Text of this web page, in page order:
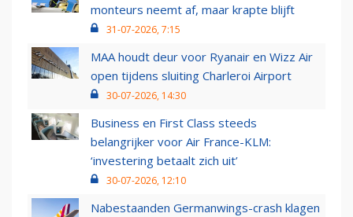
monteurs neemt af, maar krapte blijft
31-07-2026, 7:15
MAA houdt deur voor Ryanair en Wizz Air
open tijdens sluiting Charleroi Airport
30-07-2026, 14:30
Business en First Class steeds
belangrijker voor Air France-KLM:
‘investering betaalt zich uit’
30-07-2026, 12:10
Nabestaanden Germanwings-crash klagen